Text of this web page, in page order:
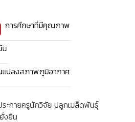
การศึกษาที่มีคุณภาพ
น
แปลงสภาพภูมิอากาศ
ะกายครูนักวิจัย ปลูกเมล็ดพันธุ์
งยืน